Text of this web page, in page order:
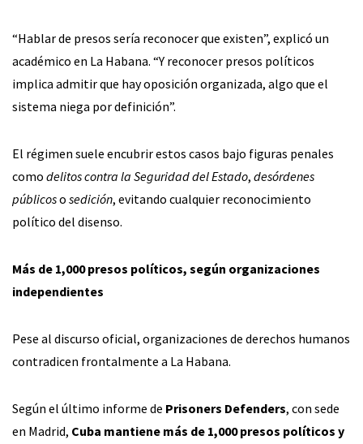
“Hablar de presos sería reconocer que existen”, explicó un
académico en La Habana. “Y reconocer presos políticos
implica admitir que hay oposición organizada, algo que el
sistema niega por definición”.
El régimen suele encubrir estos casos bajo figuras penales
como delitos contra la Seguridad del Estado, desórdenes
públicoso sedición, evitando cualquier reconocimiento
político del disenso.
Más de 1,000 presos políticos, según organizaciones
independientes
Pese al discurso oficial, organizaciones de derechos humanos
contradicen frontalmente a La Habana.
Según el último informe de Prisoners Defenders, con sede
en Madrid, Cuba mantiene más de 1,000 presos políticos y